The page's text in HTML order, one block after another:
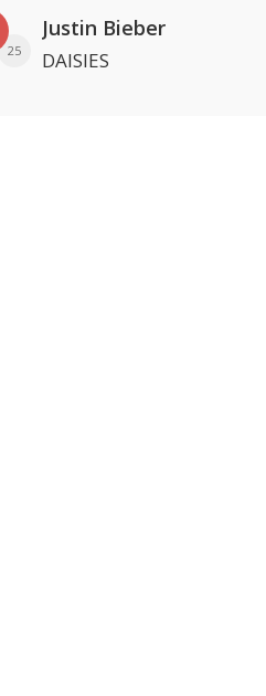
25
Justin Bieber
DAISIES